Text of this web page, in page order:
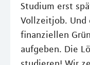
Studium erst
Vollzeitjob. Und
finanziellen
aufgeben. Die